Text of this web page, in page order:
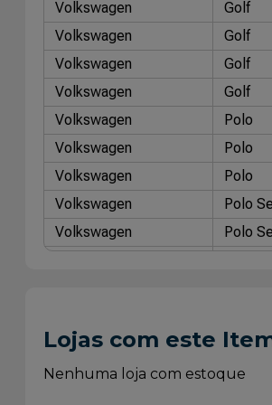
Volkswagen
Golf
Volkswagen
Golf
Volkswagen
Golf
Volkswagen
Golf
Volkswagen
Polo
Volkswagen
Polo
Volkswagen
Polo
Volkswagen
Polo
Volkswagen
Polo
Lojas com este
Nenhuma loja com estoque